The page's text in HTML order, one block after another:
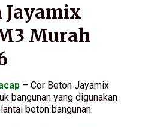
Jayamix
Murah
– Cor Beton Jayamix
bangunan yang digunakan
beton bangunan.